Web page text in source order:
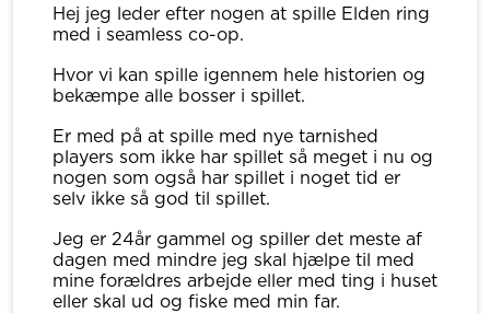
Hej jeg leder efter nogen at spille Elden ring
med i seamless co-op.
Hvor vi kan spille igennem hele historien og
bekæmpe alle bosser i spillet.
Er med på at spille med nye tarnished
players som ikke har spillet så meget i nu og
nogen som også har spillet i noget tid er
selv ikke så god til spillet.
Jeg er 24år gammel og spiller det meste af
dagen med mindre jeg skal hjælpe til med
mine forældres arbejde eller med ting i huset
eller skal ud og fiske med min far.